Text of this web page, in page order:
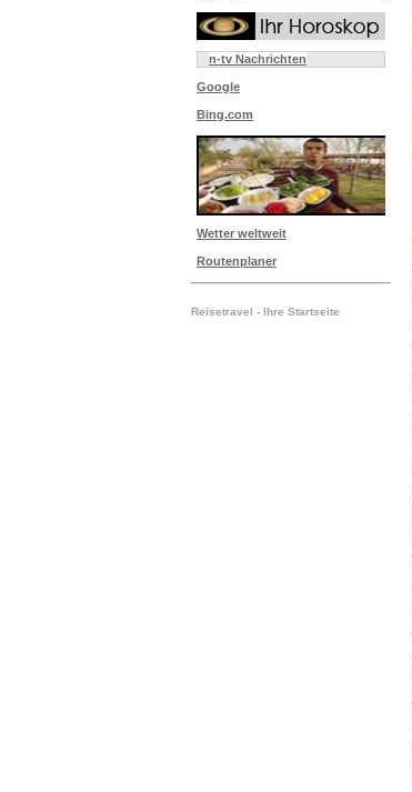
n-tv Nachrichten
Google
Bing.com
Wetter weltweit
Routenplaner
Reisetravel - Ihre Startseite